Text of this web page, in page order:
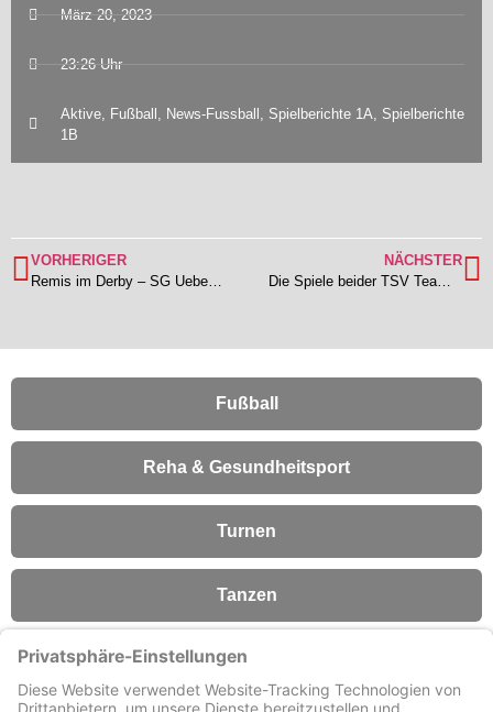
März 20, 2023
23:26 Uhr
Aktive, Fußball , News-Fussball , Spielberichte 1A, Spielberichte
1B
VORHERIGER
Remis im Derby – SG Ueberau und TSV Lengfeld II trennen sich 1:1
NÄCHSTER
Die Spiele beider TSV Teams bei Hassia Dieburg wurden witterungsbedingt abgesagt!
Fußball
Reha & Gesundheitsport
Turnen
Tanzen
Fitness